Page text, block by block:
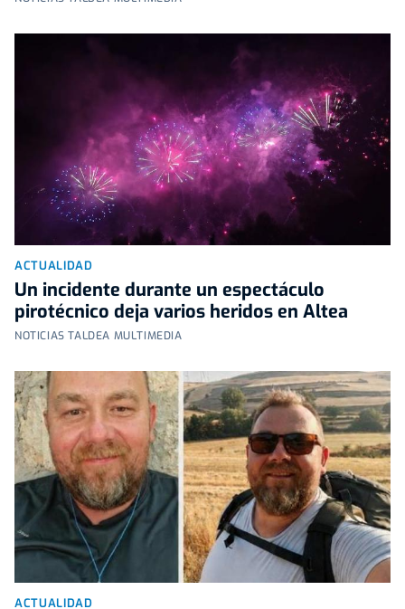
ACTUALIDAD
Un incidente durante un espectáculo
pirotécnico deja varios heridos en Altea
NOTICIAS TALDEA MULTIMEDIA
ACTUALIDAD